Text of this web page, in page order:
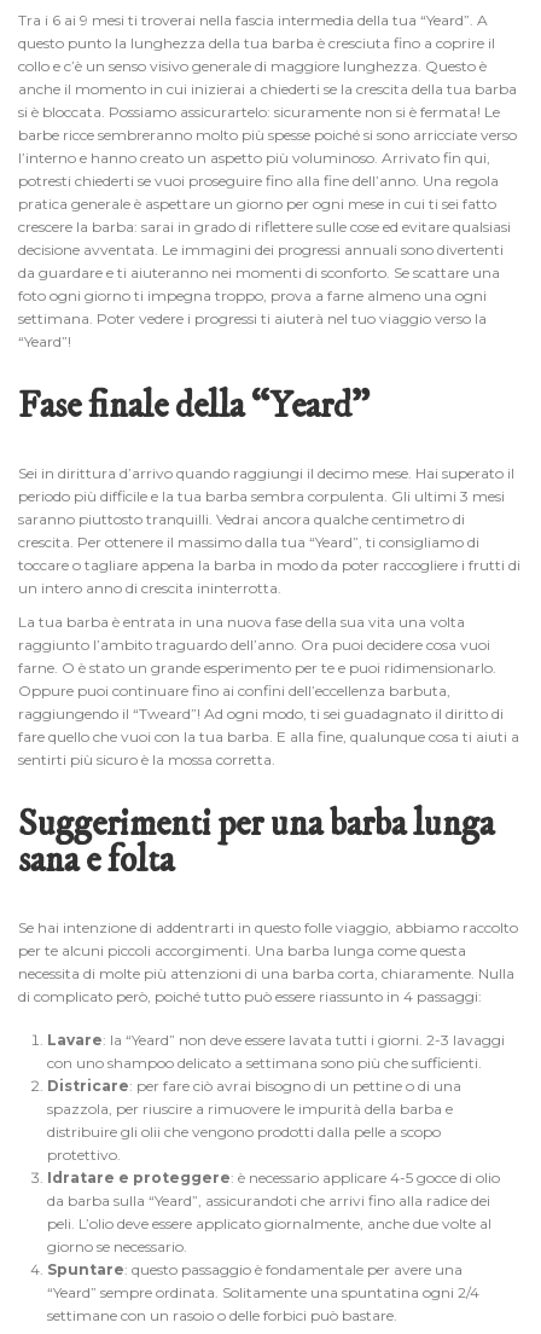
Tra i 6 ai 9 mesi ti troverai nella fascia intermedia della tua “Yeard”. A
questo punto la lunghezza della tua barba è cresciuta fino a coprire il
collo e c’è un senso visivo generale di maggiore lunghezza. Questo è
anche il momento in cui inizierai a chiederti se la crescita della tua barba
si è bloccata. Possiamo assicurartelo: sicuramente non si è fermata! Le
barbe ricce sembreranno molto più spesse poiché si sono arricciate verso
l’interno e hanno creato un aspetto più voluminoso. Arrivato fin qui,
potresti chiederti se vuoi proseguire fino alla fine dell’anno. Una regola
pratica generale è aspettare un giorno per ogni mese in cui ti sei fatto
crescere la barba: sarai in grado di riflettere sulle cose ed evitare qualsiasi
decisione avventata. Le immagini dei progressi annuali sono divertenti
da guardare e ti aiuteranno nei momenti di sconforto. Se scattare una
foto ogni giorno ti impegna troppo, prova a farne almeno una ogni
settimana. Poter vedere i progressi ti aiuterà nel tuo viaggio verso la
“Yeard”!
Fase finale della “Yeard”
Sei in dirittura d’arrivo quando raggiungi il decimo mese. Hai superato il
periodo più difficile e la tua barba sembra corpulenta. Gli ultimi 3 mesi
saranno piuttosto tranquilli. Vedrai ancora qualche centimetro di
crescita. Per ottenere il massimo dalla tua “Yeard”, ti consigliamo di
toccare o tagliare appena la barba in modo da poter raccogliere i frutti di
un intero anno di crescita ininterrotta.
La tua barba è entrata in una nuova fase della sua vita una volta
raggiunto l’ambito traguardo dell’anno. Ora puoi decidere cosa vuoi
farne. O è stato un grande esperimento per te e puoi ridimensionarlo.
Oppure puoi continuare fino ai confini dell’eccellenza barbuta,
raggiungendo il “Tweard”! Ad ogni modo, ti sei guadagnato il diritto di
fare quello che vuoi con la tua barba. E alla fine, qualunque cosa ti aiuti a
sentirti più sicuro è la mossa corretta.
Suggerimenti per una barba lunga
sana e folta
Se hai intenzione di addentrarti in questo folle viaggio, abbiamo raccolto
per te alcuni piccoli accorgimenti. Una barba lunga come questa
necessita di molte più attenzioni di una barba corta, chiaramente. Nulla
di complicato però, poiché tutto può essere riassunto in 4 passaggi:
Lavare: la “Yeard” non deve essere lavata tutti i giorni. 2-3 lavaggi
con uno shampoo delicato a settimana sono più che sufficienti.
Districare: per fare ciò avrai bisogno di un pettine o di una
spazzola, per riuscire a rimuovere le impurità della barba e
distribuire gli olii che vengono prodotti dalla pelle a scopo
protettivo.
Idratare e proteggere: è necessario applicare 4-5 gocce di olio
da barba sulla “Yeard”, assicurandoti che arrivi fino alla radice dei
peli. L’olio deve essere applicato giornalmente, anche due volte al
giorno se necessario.
Spuntare: questo passaggio è fondamentale per avere una
“Yeard” sempre ordinata. Solitamente una spuntatina ogni 2/4
settimane con un rasoio o delle forbici può bastare.